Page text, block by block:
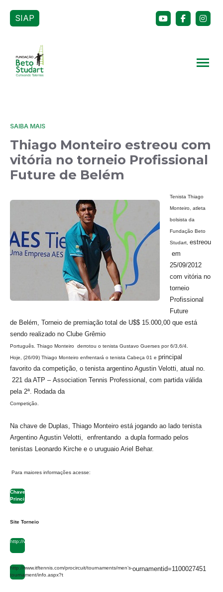
SIAP
SAIBA MAIS
Thiago Monteiro estreou com
vitória no torneio Profissional
Future de Belém
Tenista Thiago
Monteiro, atleta
bolsista da
Fundação Beto
Studart, estreou
em
25/09/2012
com vitória no
torneio
Profissional
Future
de Belém, Torneio de premiação total de U$$ 15.000,00 que está
sendo realizado no Clube Grêmio
Português. Thiago Monteiro derrotou o tenista Gustavo Guerses por 6/3,6/4.
Hoje, (26/09) Thiago Monteiro enfrentará o tenista Cabeça 01 e principal
favorito da competição, o tenista argentino Agustin Velotti, atual no.
221 da ATP – Association Tennis Professional, com partida válida
pela 2ª. Rodada da
Competição.
Na chave de Duplas, Thiago Monteiro está jogando ao lado tenista
Argentino Agustin Velotti, enfrentando a dupla formado pelos
tenistas Leonardo Kirche e o uruguaio Ariel Behar.
Para maiores informações acesse:
Chave
Principal
Site Torneio
http://www.gremioportugues.com.br/
http://www.itftennis.com/procircuit/tournaments/men’s-
tournament/info.aspx?t
ournamentid=1100027451